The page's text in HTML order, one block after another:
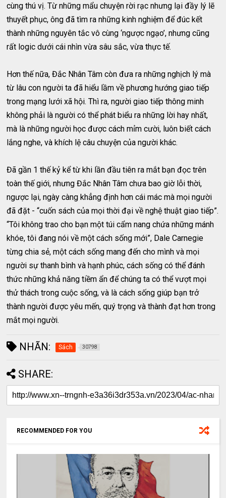
cùng thú vị. Từ những mẩu chuyện rời rạc nhưng lại đầy lý lẽ
thuyết phục, ông đã tìm ra những kinh nghiệm để đúc kết
thành những nguyên tắc vô cùng ‘ngược ngạo’, nhưng cũng
rất logic dưới cái nhìn vừa sâu sắc, vừa thực tế.
Hơn thế nữa, Đắc Nhân Tâm còn đưa ra những nghịch lý mà
từ lâu con người ta đã hiểu lầm về phương hướng giao tiếp
trong mạng lưới xã hội. Thì ra, người giao tiếp thông minh
không phải là người có thể phát biểu ra những lời hay nhất,
mà là những người học được cách mỉm cười, luôn biết cách
lắng nghe, và khích lệ câu chuyện của người khác.
Đã gần 1 thế kỷ kể từ khi lần đầu tiên ra mắt bạn đọc trên
toàn thế giới, nhưng Đắc Nhân Tâm chưa bao giờ lỗi thời,
ngược lại, ngày càng khẳng định hơn cái mác mà mọi người
đã đặt - “cuốn sách của mọi thời đại về nghệ thuật giao tiếp”.
“Tôi không trao cho bạn một túi cẩm nang chứa những mánh
khóe, tôi đang nói về một cách sống mới”, Dale Carnegie
từng chia sẻ, một cách sống mang đến cho mình và mọi
người sự thanh bình và hạnh phúc, cách sống có thể đánh
thức những khả năng tiềm ẩn để chúng ta có thể vượt mọi
thử thách trong cuộc sống, và là cách sống giúp bạn trở
thành người được yêu mến, quý trọng và thành đạt hơn trong
mắt mọi người.
NHÃN: Sách 30798
SHARE:
RECOMMENDED FOR YOU